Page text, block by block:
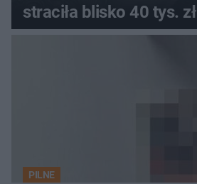
straciła blisko 40 tys. zł
PILNE